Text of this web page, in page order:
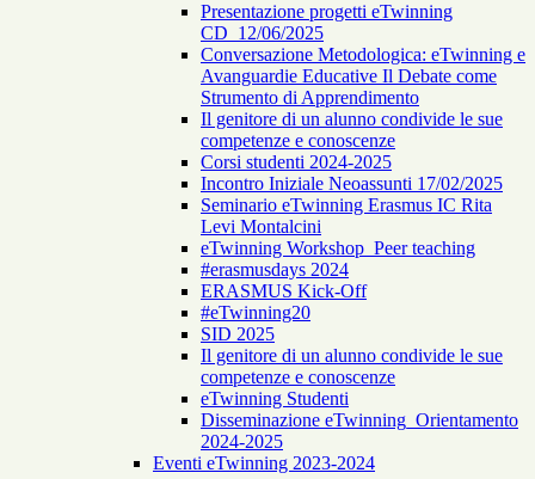
Presentazione progetti eTwinning
CD_12/06/2025
Conversazione Metodologica: eTwinning e
Avanguardie Educative Il Debate come
Strumento di Apprendimento
Il genitore di un alunno condivide le sue
competenze e conoscenze
Corsi studenti 2024-2025
Incontro Iniziale Neoassunti 17/02/2025
Seminario eTwinning Erasmus IC Rita
Levi Montalcini
eTwinning Workshop_Peer teaching
#erasmusdays 2024
ERASMUS Kick-Off
#eTwinning20
SID 2025
Il genitore di un alunno condivide le sue
competenze e conoscenze
eTwinning Studenti
Disseminazione eTwinning_Orientamento
2024-2025
Eventi eTwinning 2023-2024